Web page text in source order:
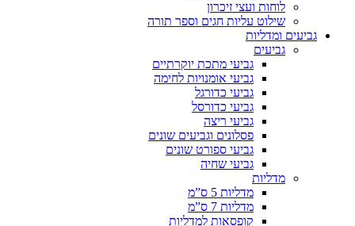
לוחות ועצי זיכרון
שילוט עליות חגים וספר תורה
גביעים ומדליות
גביעים
גביעי מתכת יוקרתיים
גביעי אומנויות לחימה
גביעי כדורגל
גביעי כדורסל
גביעי ריצה
פסלונים וגביעים שונים
גביעי ספורט שונים
גביעי שחיה
מדליות
מדליות 5 ס”מ
מדליות 7 ס”מ
קופסאות למדליות